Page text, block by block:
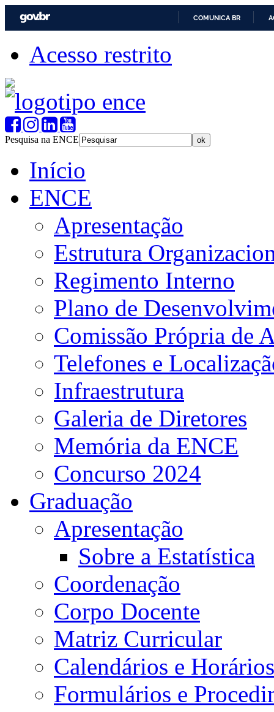
COMUNICA BR
Acesso restrito
Pesquisa na ENCE
Início
ENCE
Apresentação
Estrutura
Regimento Interno
Plano de
Comissão Própria de
Telefones e
Infraestrutura
Galeria de Diretores
Memória da ENCE
Concurso 2024
Graduação
Apresentação
Sobre a Estatística
Coordenação
Corpo Docente
Matriz Curricular
Calendários e Horários
Formulários e